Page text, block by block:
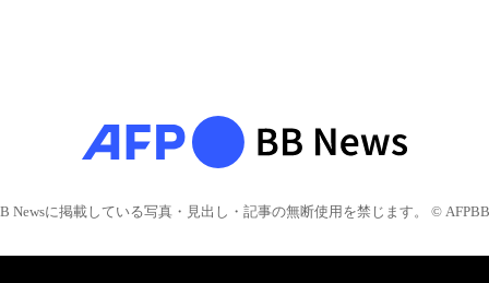
Newsに掲載している写真・見出し・記事の無断使用を禁じます。 © AFPBB